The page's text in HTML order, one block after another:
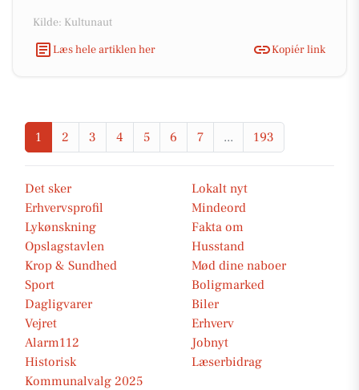
Kilde: Kultunaut
Læs hele artiklen her
Kopiér link
1 2 3 4 5 6 7 ... 193
Det sker
Lokalt nyt
Erhvervsprofil
Mindeord
Lykønskning
Fakta om
Opslagstavlen
Husstand
Krop & Sundhed
Mød dine naboer
Sport
Boligmarked
Dagligvarer
Biler
Vejret
Erhverv
Alarm112
Jobnyt
Historisk
Læserbidrag
Kommunalvalg 2025